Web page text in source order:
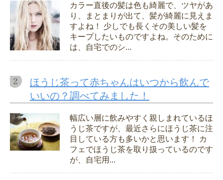
カラー直後の髪は色も綺麗で、ツヤがあ
り、まとまりが出て、髪が綺麗に見えま
すよね！ 少しでも長くその美しい髪を
キープしたいものですよね。そのために
は、自宅でのシ...
ほうじ茶って赤ちゃんはいつから飲んで
いいの？調べてみました！
幅広い層に飲みやすく親しまれているほ
うじ茶ですが、最近さらにほうじ茶に注
目している方も多いかと思います！ カ
フェでほうじ茶を取り扱っているのです
が、自宅用...